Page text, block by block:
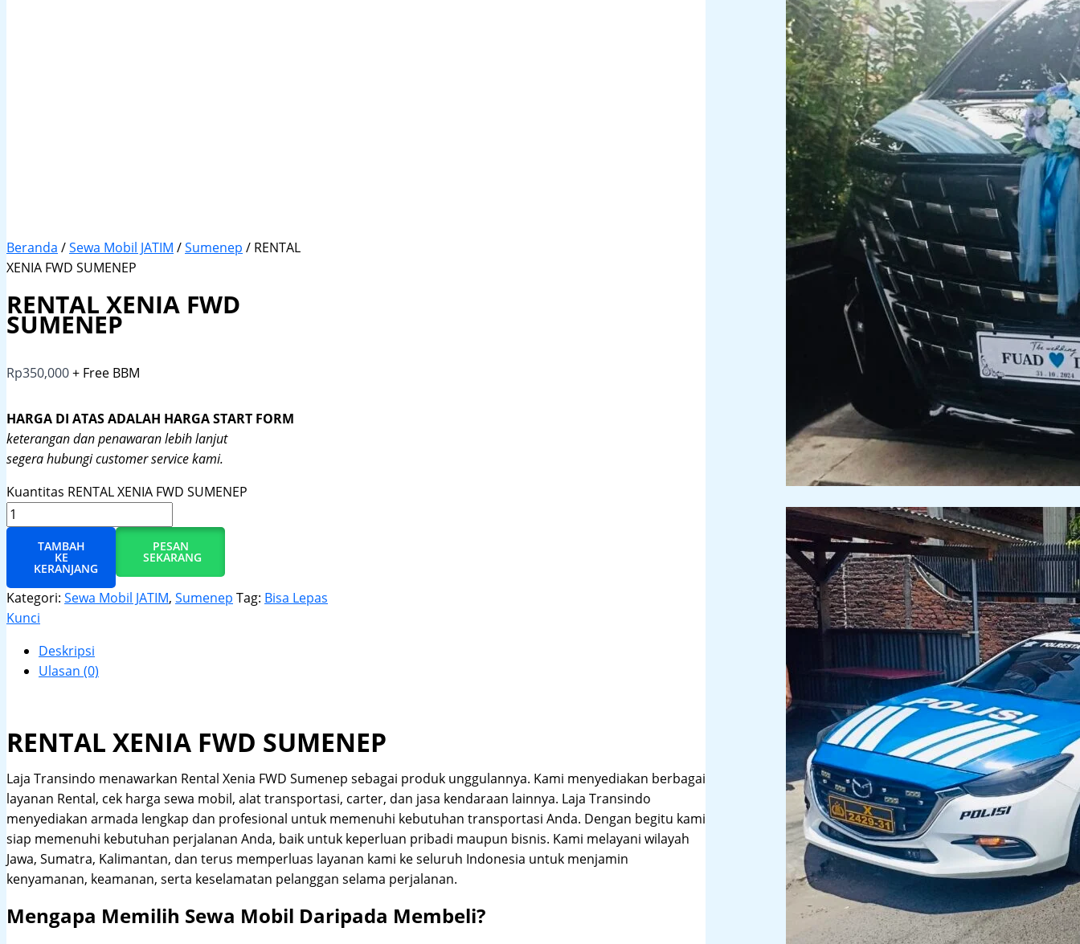
Beranda /Sewa Mobil JATIM /Sumenep / RENTAL
XENIA FWD SUMENEP
RENTAL XENIA FWD
SUMENEP
Rp350,000+ Free BBM
HARGA DI ATAS ADALAH HARGA START FORM
keterangan dan penawaran lebih lanjut
segera hubungi customer service kami.
Kuantitas RENTAL XENIA FWD SUMENEP
TAMBAH
KE
KERANJANG
PESAN
SEKARANG
Kategori: Sewa Mobil JATIM, Sumenep Tag: Bisa Lepas
Kunci
Deskripsi
Ulasan (0)
RENTAL XENIA FWD SUMENEP
Laja Transindo menawarkan Rental Xenia FWD Sumenep sebagai produk unggulannya. Kami menyediakan berbagai
layanan Rental, cek harga sewa mobil, alat transportasi, carter, dan jasa kendaraan lainnya. Laja Transindo
menyediakan armada lengkap dan profesional untuk memenuhi kebutuhan transportasi Anda. Dengan begitu kami
siap memenuhi kebutuhan perjalanan Anda, baik untuk keperluan pribadi maupun bisnis. Kami melayani wilayah
Jawa, Sumatra, Kalimantan, dan terus memperluas layanan kami ke seluruh Indonesia untuk menjamin
kenyamanan, keamanan, serta keselamatan pelanggan selama perjalanan.
Mengapa Memilih Sewa Mobil Daripada Membeli?